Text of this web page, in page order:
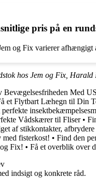
pris på en
og Fix varierer
hos Jem og Fix,
Bevægelsesfriheden Med
et Flytbart Læhegn til Din
perfekte
Vådskærer til Fliser•
af stikkontakter,
med fisterkost! • Find den
Fix! • Få et overblik over
indsigt og konkrete råd.